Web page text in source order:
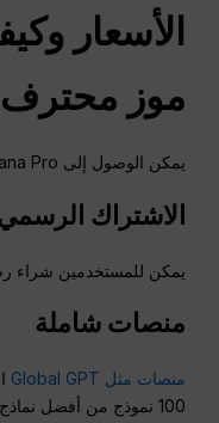
الأسعار
موز محترف
يمكن الوصول إلى Nano Banana Pro من خلال:
الاشتراك
يمكن للمستخدمين شراء
منصات شاملة
منصات مثل Global GPT
100 نموذج من أفضل نماذج الذكاء الاصطناعي بسعر مخفض.